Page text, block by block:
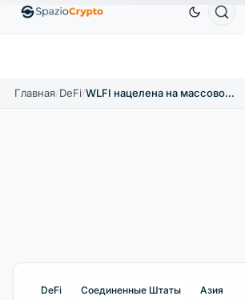
EthereumETH1 880,58 $ TetherUSDT 0,9991 $
Главная/DeFi/ WLFI нацелена на массовое внедрение благодаря ключевым альянсам и запуску новых продуктов
DeFi Соединенные Штаты Азия